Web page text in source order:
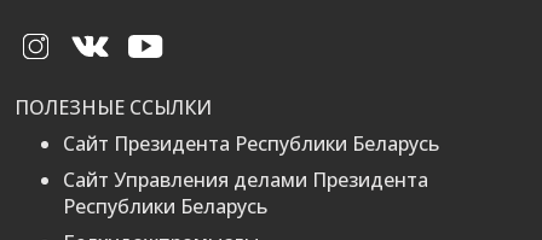
ПОЛЕЗНЫЕ ССЫЛКИ
Сайт Президента Республики Беларусь
Сайт Управления делами Президента
Республики Беларусь